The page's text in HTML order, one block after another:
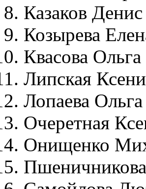
Казаков
Козырева
Квасова
Липская
Лопаева
Очеретная
Онищенко